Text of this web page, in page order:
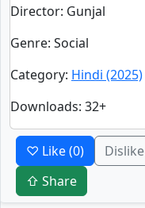
Director: Gunjal
Genre: Social
Category: Hindi (2025)
Downloads: 32+
♡ Like(0) Dislike
⇧ Share